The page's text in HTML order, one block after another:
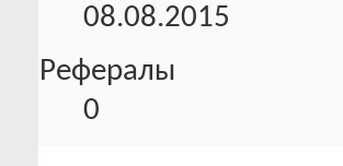
08.08.2015
Рефералы
0